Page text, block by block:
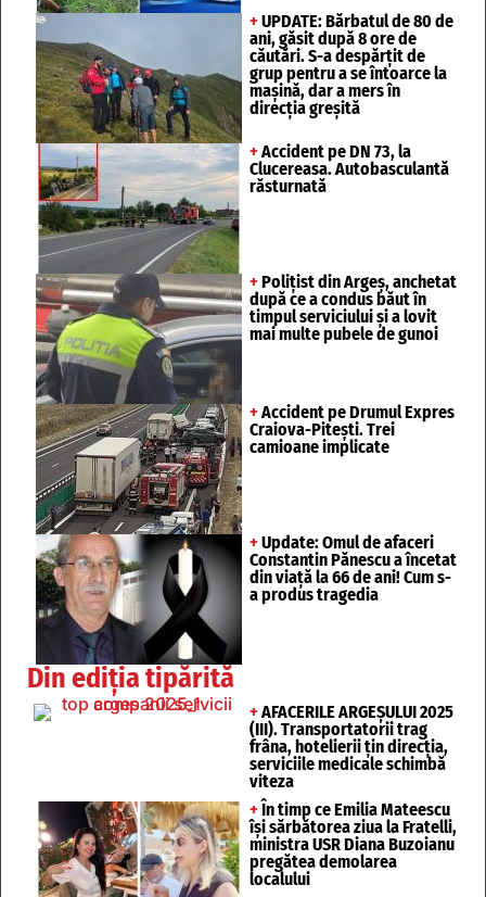
+ UPDATE: Bărbatul de 80 de
ani, găsit după 8 ore de
căutări. S-a despărțit de
grup pentru a se întoarce la
mașină, dar a mers în
direcția greșită
+ Accident pe DN 73, la
Clucereasa. Autobasculantă
răsturnată
+ Polițist din Argeș, anchetat
după ce a condus băut în
timpul serviciului și a lovit
mai multe pubele de gunoi
+ Accident pe Drumul Expres
Craiova-Pitești. Trei
camioane implicate
+ Update: Omul de afaceri
Constantin Pănescu a încetat
din viață la 66 de ani! Cum s-
a produs tragedia
Din ediția tipărită
+ AFACERILE ARGEȘULUI 2025
(III). Transportatorii trag
frâna, hotelierii țin direcția,
serviciile medicale schimbă
viteza
+ În timp ce Emilia Mateescu
își sărbătorea ziua la Fratelli,
ministra USR Diana Buzoianu
pregătea demolarea
localului